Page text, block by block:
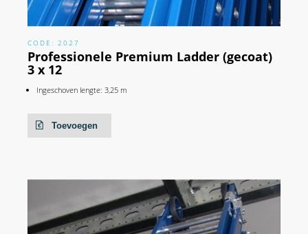
CODE: 2027
Professionele Premium Ladder (gecoat)
3 x 12
Ingeschoven lengte: 3,25 m
Toevoegen